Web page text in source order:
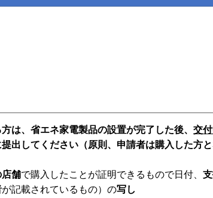
は、省エネ家電製品の設置が完了した後、 交
出してください（原則、申請者は購入した方と
舗で購入したことが証明できるもので日付、
が記載されているもの）の写し